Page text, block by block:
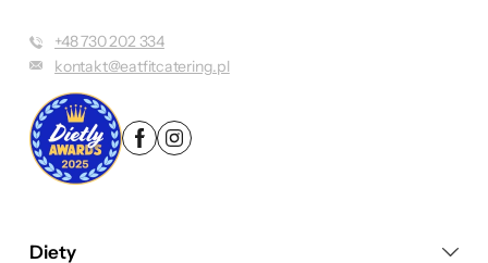
+48 730 202 334
kontakt@eatfitcatering.pl
Diety